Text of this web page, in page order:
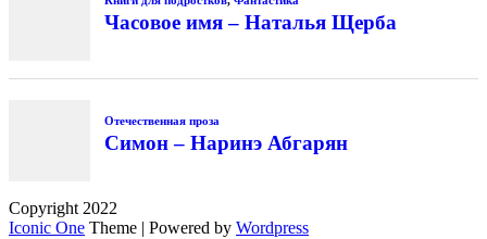
Часовое имя – Наталья Щерба
Отечественная проза
Симон – Наринэ Абгарян
Copyright 2022
Iconic One Theme | Powered by Wordpress